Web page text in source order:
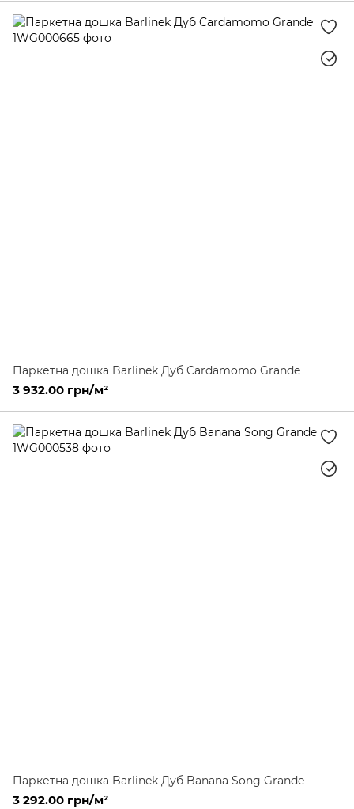
Паркетна дошка Barlinek Дуб Cardamomo Grande
3 932.00 грн/м²
Паркетна дошка Barlinek Дуб Banana Song Grande
3 292.00 грн/м²